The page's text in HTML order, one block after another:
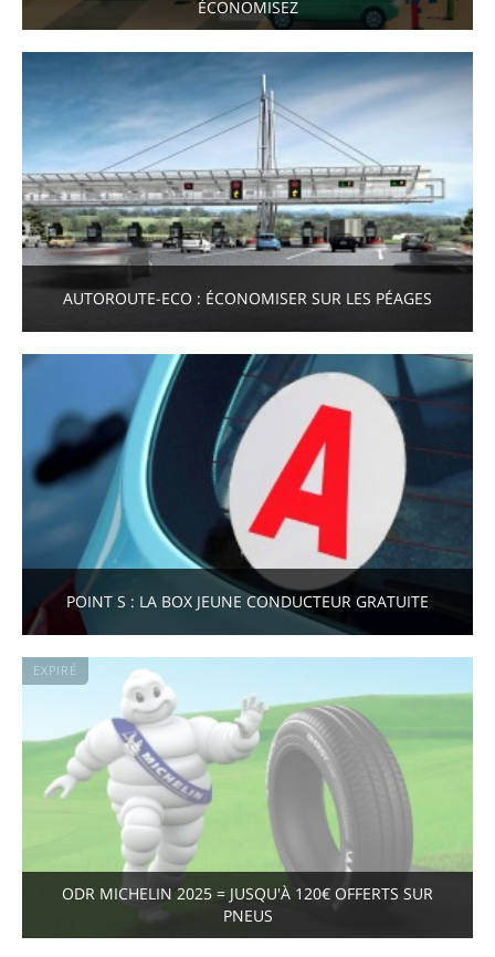
ÉCONOMISEZ
AUTOROUTE-ECO : ÉCONOMISER SUR LES PÉAGES
POINT S : LA BOX JEUNE CONDUCTEUR GRATUITE
EXPIRÉ
ODR MICHELIN 2025 = JUSQU'À 120€ OFFERTS SUR
PNEUS